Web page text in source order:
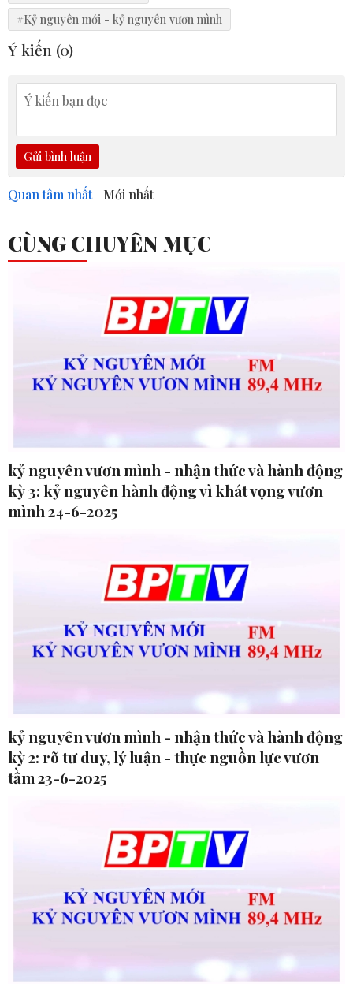
#Kỷ nguyên mới - kỷ nguyên vươn mình
Ý kiến (0)
Gửi bình luận
Quan tâm nhất Mới nhất
CÙNG CHUYÊN MỤC
kỷ nguyên vươn mình - nhận thức và hành động
kỳ 3: kỷ nguyên hành động vì khát vọng vươn
mình 24-6-2025
kỷ nguyên vươn mình - nhận thức và hành động
kỳ 2: rõ tư duy, lý luận - thực nguồn lực vươn
tầm 23-6-2025